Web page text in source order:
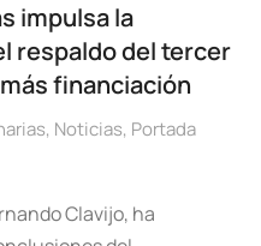
impulsa la
respaldo del tercer
financiación
, Noticias, Portada
Clavijo, ha